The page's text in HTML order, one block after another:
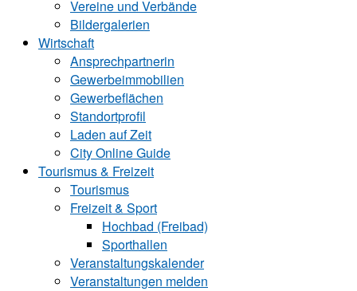
Vereine und Verbände
Bildergalerien
Wirtschaft
Ansprechpartnerin
Gewerbeimmobilien
Gewerbeflächen
Standortprofil
Laden auf Zeit
City Online Guide
Tourismus & Freizeit
Tourismus
Freizeit & Sport
Hochbad (Freibad)
Sporthallen
Veranstaltungskalender
Veranstaltungen melden